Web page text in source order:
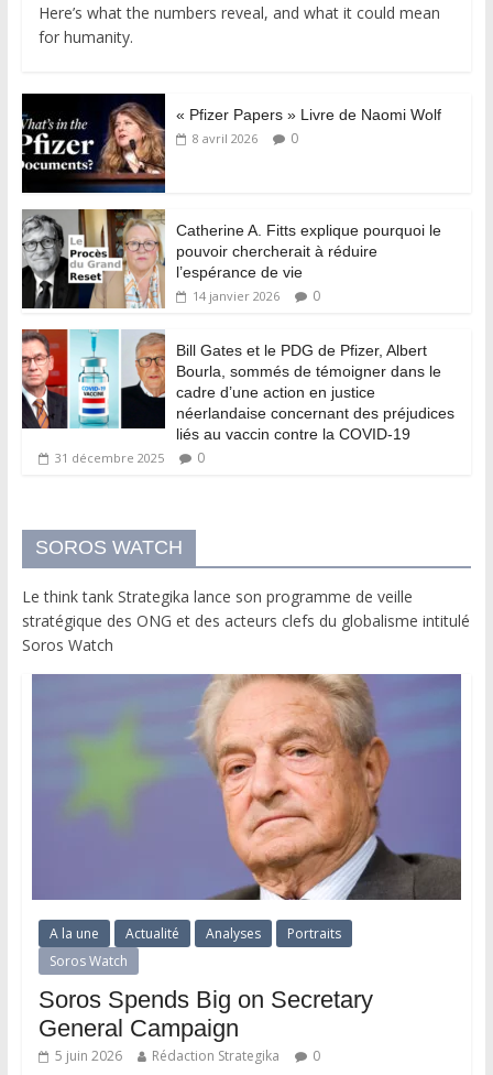
Here’s what the numbers reveal, and what it could mean
for humanity.
« Pfizer Papers » Livre de Naomi Wolf
8 avril 2026 0
Catherine A. Fitts explique pourquoi le
pouvoir chercherait à réduire
l’espérance de vie
14 janvier 2026 0
Bill Gates et le PDG de Pfizer, Albert
Bourla, sommés de témoigner dans le
cadre d’une action en justice
néerlandaise concernant des préjudices
liés au vaccin contre la COVID-19
31 décembre 2025 0
SOROS WATCH
Le think tank Strategika lance son programme de veille
stratégique des ONG et des acteurs clefs du globalisme intitulé
Soros Watch
A la une Actualité Analyses
Portraits
Soros Watch
Soros Spends Big on Secretary
General Campaign
5 juin 2026 Rédaction Strategika 0